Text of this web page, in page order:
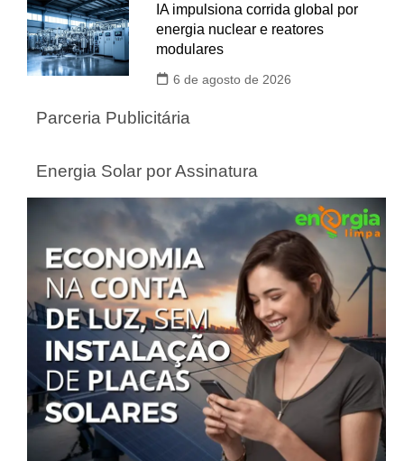
IA impulsiona corrida global por
energia nuclear e reatores
modulares
6 de agosto de 2026
Parceria Publicitária
Energia Solar por Assinatura